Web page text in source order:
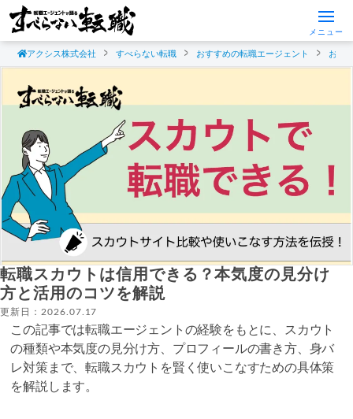
メニュー
アクシス株式会社 すべらない転職 おすすめの転職エージェント おす
転職スカウトは信用できる？本気度の見分け
方と活用のコツを解説
更新日：2026.07.17
この記事では転職エージェントの経験をもとに、スカウト
の種類や本気度の見分け方、プロフィールの書き方、身バ
レ対策まで、転職スカウトを賢く使いこなすための具体策
を解説します。